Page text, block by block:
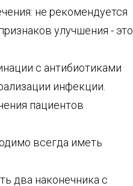
не рекомендуется
улучшения - это
с антибиотиками
инфекции.
пациентов
всегда иметь
два наконечника с